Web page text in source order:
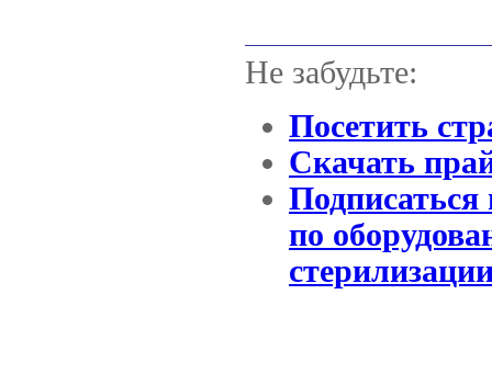
Не забудьте:
Посетить
Скачать
Подписаться
по